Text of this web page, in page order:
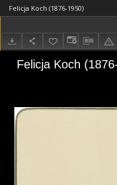
Felicja Koch (1876-1950)